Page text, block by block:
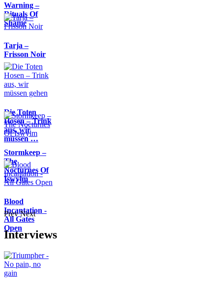
Warning –
Rituals Of
Shame
Tarja –
Frisson Noir
Die Toten
Hosen – Trink
aus, wir
müssen …
Stormkeep –
The
Nocturnes Of
Iswylm
Blood
Incantation -
All Gates
Open
Prev Next
Interviews